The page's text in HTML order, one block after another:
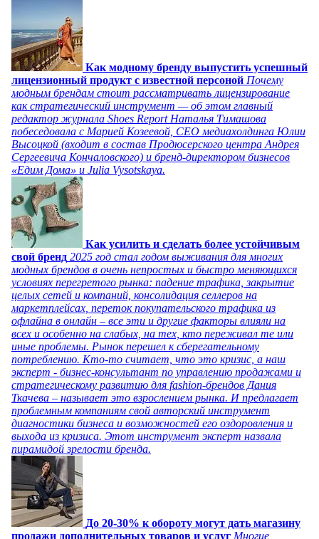
Как модному бренду выпустить успешный
лицензионный продукт с известной персоной Почему
модным брендам стоит рассматривать лицензирование
как стратегический инструмент — об этом главный
редактор журнала Shoes Report Наталья Тимашова
побеседовала с Марией Козеевой, СЕО медиахолдинга Юлии
Высоцкой (входит в состав Продюсерского центра Андрея
Сергеевича Кончаловского) и бренд-директором бизнесов
«Едим Дома» и Julia Vysotskaya.
Как усилить и сделать более устойчивым
свой бренд 2025 год стал годом выживания для многих
модных брендов в очень непростых и быстро меняющихся
условиях перегретого рынка: падение трафика, закрытие
целых сетей и компаний, консолидация селлеров на
маркетплейсах, переток покупательского трафика из
офлайна в онлайн – все эти и другие факторы влияли на
всех и особенно на слабых, на тех, кто переживал те или
иные проблемы. Рынок перешел к сберегательному
потреблению. Кто-то считает, что это кризис, а наш
эксперт - бизнес-консультант по управлению продажами и
стратегическому развитию для fashion-брендов Дания
Ткачева – называет это взрослением рынка. И предлагает
проблемным компаниям свой авторский инструмент
диагностики бизнеса и возможностей его оздоровления и
выхода из кризиса. Этот инструмент эксперт назвала
пирамидой зрелости бренда.
До 20-30% к обороту могут дать магазину
продажи дополнительных товаров и услуг Многие